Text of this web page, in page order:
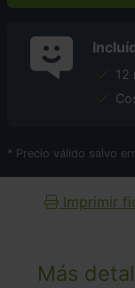
Más
12
* Precio válido salvo
Imprimir